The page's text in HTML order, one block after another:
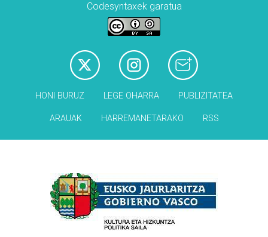
Codesyntaxek garatua
HONI BURUZ LEGE OHARRA PUBLIZITATEA
ARAUAK HARREMANETARAKO RSS